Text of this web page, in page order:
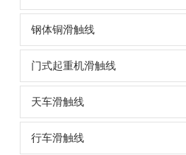
钢体铜滑触线
门式起重机滑触线
天车滑触线
行车滑触线